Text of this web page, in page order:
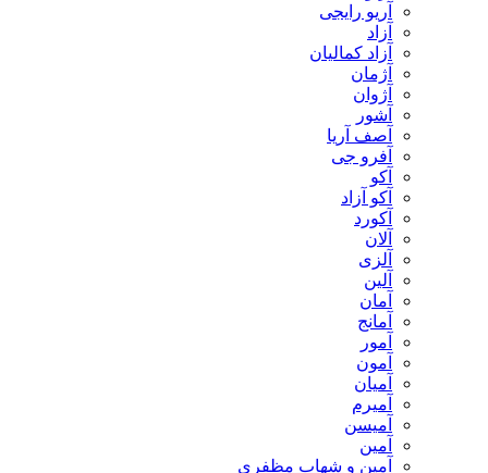
آریو رایجی
آزاد
آزاد کمالیان
آژمان
آژوان
آشور
آصف آریا
آفرو جی
آکو
آکو آزاد
آکورد
آلان
آلزی
آلین
آمان
آمانج
آمور
آمون
آمیان
آمیرم
آمیسن
آمین
آمین و شهاب مظفری